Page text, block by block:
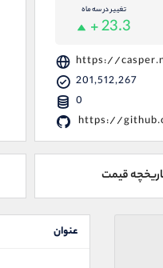
تغییر در سه ماه
+ 23.3
https://
201,512,267
0
https://
قیمت
عنوان